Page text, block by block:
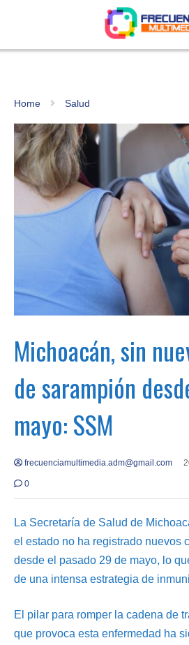
Home Salud
Michoacán, sin
de sarampión
mayo: SSM
frecuenciamultimedia.adm@gmail.com
0
La Secretaría de Salud de
el estado no ha registrado nuevos
desde el pasado 29 de mayo, lo
de una intensa estrategia de
El pilar para romper la cadena de
que provoca esta enfermedad ha